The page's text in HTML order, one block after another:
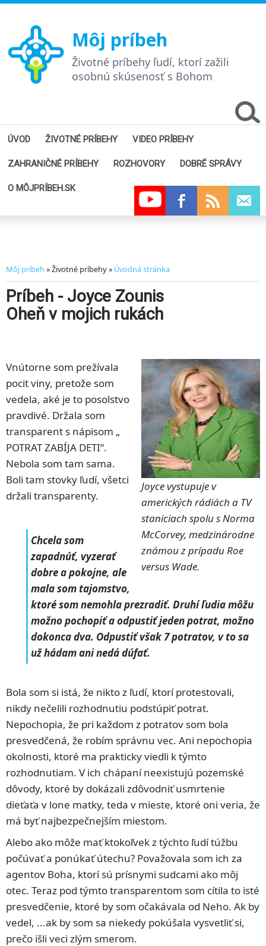
Môj príbeh
Životné príbehy ľudí, ktorí zažili
osobnú skúsenosť s Bohom
ÚVOD ŽIVOTNÉ PRÍBEHY VIDEO PRÍBEHY
ZAHRANIČNÉ PRÍBEHY ROZHOVORY DOBRÉ SPRÁVY
O MÔJPRÍBEH.SK
Môj príbeh » Životné príbehy » Úvodná stránka
Príbeh - Joyce Zounis
Oheň v mojich rukách
Joyce vystupuje v
amerických rádiách a TV
staniciach spolu s Norma
McCorvey, medzinárodne
známou z prípadu Roe
versus Wade.
Vnútorne som prežívala
pocit viny, pretože som
vedela, aké je to posolstvo
pravdivé. Držala som
transparent s nápisom „
POTRAT ZABÍJA DETI“.
Nebola som tam sama.
Boli tam stovky ľudí, všetci
držali transparenty.
Chcela som
zapadnúť, vyzerať
dobre a pokojne, ale
mala som tajomstvo,
ktoré som nemohla prezradiť. Druhí ľudia môžu
možno pochopiť a odpustiť jeden potrat, možno
dokonca dva. Odpustiť však 7 potratov, v to sa
už hádam ani nedá dúfať.
Bola som si istá, že nikto z ľudí, ktorí protestovali,
nikdy nečelili rozhodnutiu podstúpiť potrat.
Nepochopia, že pri každom z potratov som bola
presvedčená, že robím správnu vec. Ani nepochopia
okolnosti, ktoré ma prakticky viedli k týmto
rozhodnutiam. V ich chápaní neexistujú pozemské
dôvody, ktoré by dokázali zdôvodniť usmrtenie
dieťaťa v lone matky, teda v mieste, ktoré oni veria, že
má byť najbezpečnejším miestom.
Alebo ako môže mať ktokoľvek z týchto ľudí túžbu
počúvať a ponúkať útechu? Považovala som ich za
agentov Boha, ktorí sú prísnymi sudcami ako môj
otec. Teraz pod týmto transparentom som cítila to isté
presvedčenie, ktoré by som očakávala od Neho. Ak by
vedel, ...ak by som sa niekedy pokúšala vysvetliť si,
prečo išli veci zlým smerom.